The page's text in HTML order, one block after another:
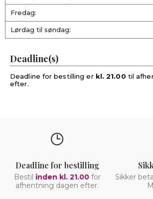
Fredag:
Lørdag til søndag:
Deadline(s)
Deadline for bestilling er kl. 21.00 til
efter.
Deadline for bestilling
Bestil inden kl. 21.00for
afhentning dagen efter.
Sikker